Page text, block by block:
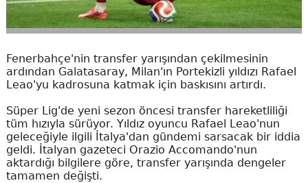
Fenerbahçe'nin transfer yarışından çekilmesinin
ardından Galatasaray, Milan'ın Portekizli yıldızı Rafael
Leao'yu kadrosuna katmak için baskısını artırdı.
Süper Lig'de yeni sezon öncesi transfer hareketliliği
tüm hızıyla sürüyor. Yıldız oyuncu Rafael Leao'nun
geleceğiyle ilgili İtalya'dan gündemi sarsacak bir iddia
geldi. İtalyan gazeteci Orazio Accomando'nun
aktardığı bilgilere göre, transfer yarışında dengeler
tamamen değişti.